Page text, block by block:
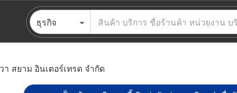
ธุรกิจ
า สยาม อินเตอร์เทรด จำกัด